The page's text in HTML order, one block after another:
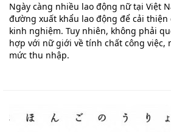
Ngày càng nhiều lao động nữ tại Việt
đường xuất khẩu lao động để cải thiện
kinh nghiệm. Tuy nhiên, không phải
hợp với nữ giới về tính chất công việc,
mức thu nhập.